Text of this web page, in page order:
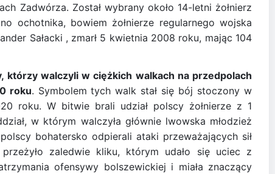
Zadwórza. Został wybrany około 14-letni żołnierz
ochotnika, bowiem żołnierze regularnego wojska
Sałacki , zmarł 5 kwietnia 2008 roku, mając 104
którzy walczyli w ciężkich walkach na przedpolach
roku. Symbolem tych walk stał się bój stoczony w
roku. W bitwie brali udział polscy żołnierze z 1
w którym walczyła głównie lwowska młodzież
bohatersko odpierali ataki przeważających sił
zaledwie kliku, którym udało się uciec z
ofensywy bolszewickiej i miała znaczący